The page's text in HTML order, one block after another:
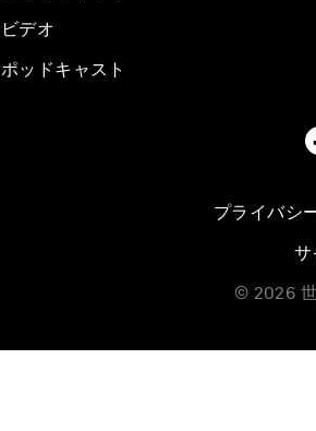
ビデオ
ポッドキャスト
プライバシ
サ
© 2026